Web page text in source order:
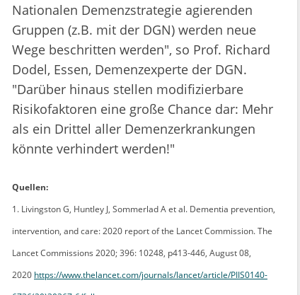
Nationalen Demenzstrategie agierenden
Gruppen (z.B. mit der DGN) werden neue
Wege beschritten werden", so Prof. Richard
Dodel, Essen, Demenzexperte der DGN.
"Darüber hinaus stellen modifizierbare
Risikofaktoren eine große Chance dar: Mehr
als ein Drittel aller Demenzerkrankungen
könnte verhindert werden!"
Quellen:
1. Livingston G, Huntley J, Sommerlad A et al. Dementia prevention,
intervention, and care: 2020 report of the Lancet Commission. The
Lancet Commissions 2020; 396: 10248, p413-446, August 08,
2020 https://www.thelancet.com/journals/lancet/article/PIIS0140-